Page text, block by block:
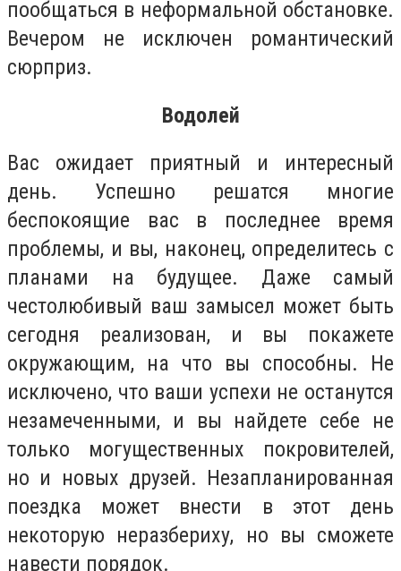
пообщаться в неформальной обстановке.
Вечером не исключен романтический
сюрприз.
Водолей
Вас ожидает приятный и интересный
день. Успешно решатся многие
беспокоящие вас в последнее время
проблемы, и вы, наконец, определитесь с
планами на будущее. Даже самый
честолюбивый ваш замысел может быть
сегодня реализован, и вы покажете
окружающим, на что вы способны. Не
исключено, что ваши успехи не останутся
незамеченными, и вы найдете себе не
только могущественных покровителей,
но и новых друзей. Незапланированная
поездка может внести в этот день
некоторую неразбериху, но вы сможете
навести порядок.